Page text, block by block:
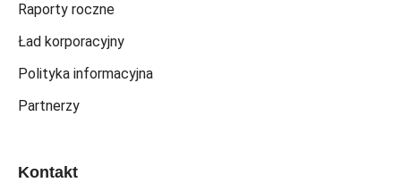
Raporty roczne
Ład korporacyjny
Polityka informacyjna
Partnerzy
Kontakt